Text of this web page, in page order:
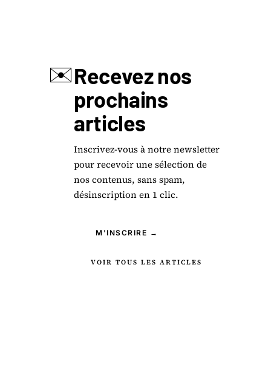
✉️Recevez nos
prochains
articles
Inscrivez-vous à notre newsletter
pour recevoir une sélection de
nos contenus, sans spam,
désinscription en 1 clic.
M'INSCRIRE →
VOIR TOUS LES ARTICLES